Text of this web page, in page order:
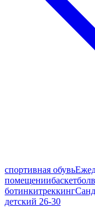
спортивная обувь
помещениибаскетбол
ботинкитреккинг
детский 26-30